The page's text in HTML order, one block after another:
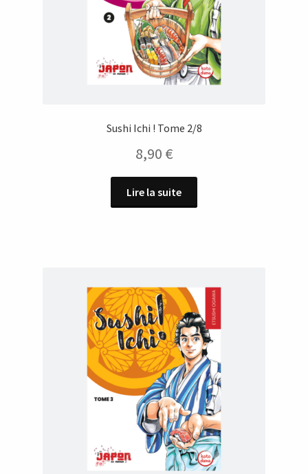
Sushi Ichi ! Tome 2/8
8,90 €
Lire la suite